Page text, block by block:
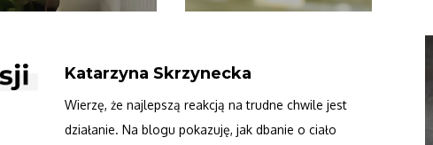
Katarzyna Skrzynecka
Wierzę, że najlepszą reakcją na trudne chwile jest
działanie. Na blogu pokazuję, jak dbanie o ciało